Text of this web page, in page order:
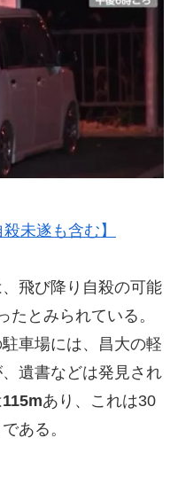
未遂も含む】
飛び降り自殺の可能
たとみられている。
車場には、昌大の軽
遺書などは発見され
115mあり、これは30
ある。